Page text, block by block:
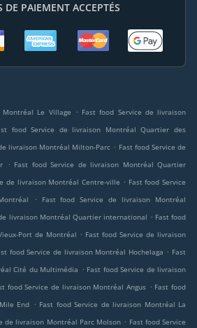
DE PAIEMENT ACCEPTÉS
Le Village . Fast food Service de livraison
food Service de livraison Montréal Quartier des
livraison Montréal Milton-Parc . Fast food Service de
. Fast food Service de livraison Montréal Quartier
de livraison Montréal Centre-ville . Fast food Service
.
Fast food Service de livraison Montréal
livraison Montréal Quartier international . Fast food
Port de Montréal . Fast food Service de livraison
food Service de livraison Montréal Hochelaga . Fast
Cité du Multimédia . Fast food Service de livraison
food Service de livraison Montréal Angus . Fast food
End . Fast food Service de livraison Montréal La
de livraison Montréal Parc Molson . Fast food Service